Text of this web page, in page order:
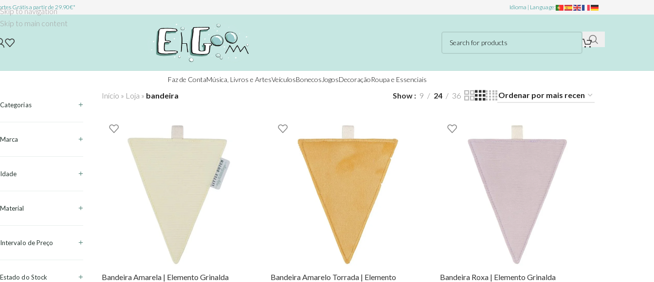
Skip to navigation
Skip to main content
Grátis a partir de 29.90€* Idioma | Language:
Faz de ContaMúsica, Livros e ArtesVeículosBonecos JogosDecoraçãoRoupa e Essenciais
Categorias
Marca
Idade
Material
Intervalo de Preço
Estado do Stock
Início » Loja » bandeira Show 9 24 36
Bandeira Amarela | Elemento Grinalda
Bandeira Amarelo Torrada | Elemento
Bandeira Roxa | Elemento Grinalda